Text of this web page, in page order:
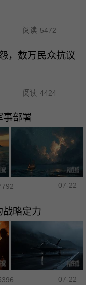
阅读 5472
，数万民众抗议
阅读 4424
事部署
07-22
战略定力
07-22